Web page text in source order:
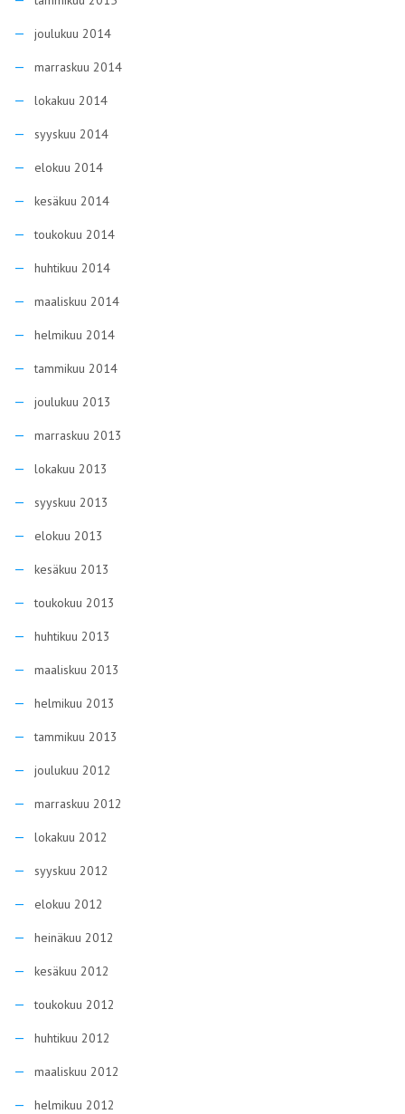
joulukuu 2014
marraskuu 2014
lokakuu 2014
syyskuu 2014
elokuu 2014
kesäkuu 2014
toukokuu 2014
huhtikuu 2014
maaliskuu 2014
helmikuu 2014
tammikuu 2014
joulukuu 2013
marraskuu 2013
lokakuu 2013
syyskuu 2013
elokuu 2013
kesäkuu 2013
toukokuu 2013
huhtikuu 2013
maaliskuu 2013
helmikuu 2013
tammikuu 2013
joulukuu 2012
marraskuu 2012
lokakuu 2012
syyskuu 2012
elokuu 2012
heinäkuu 2012
kesäkuu 2012
toukokuu 2012
huhtikuu 2012
maaliskuu 2012
helmikuu 2012